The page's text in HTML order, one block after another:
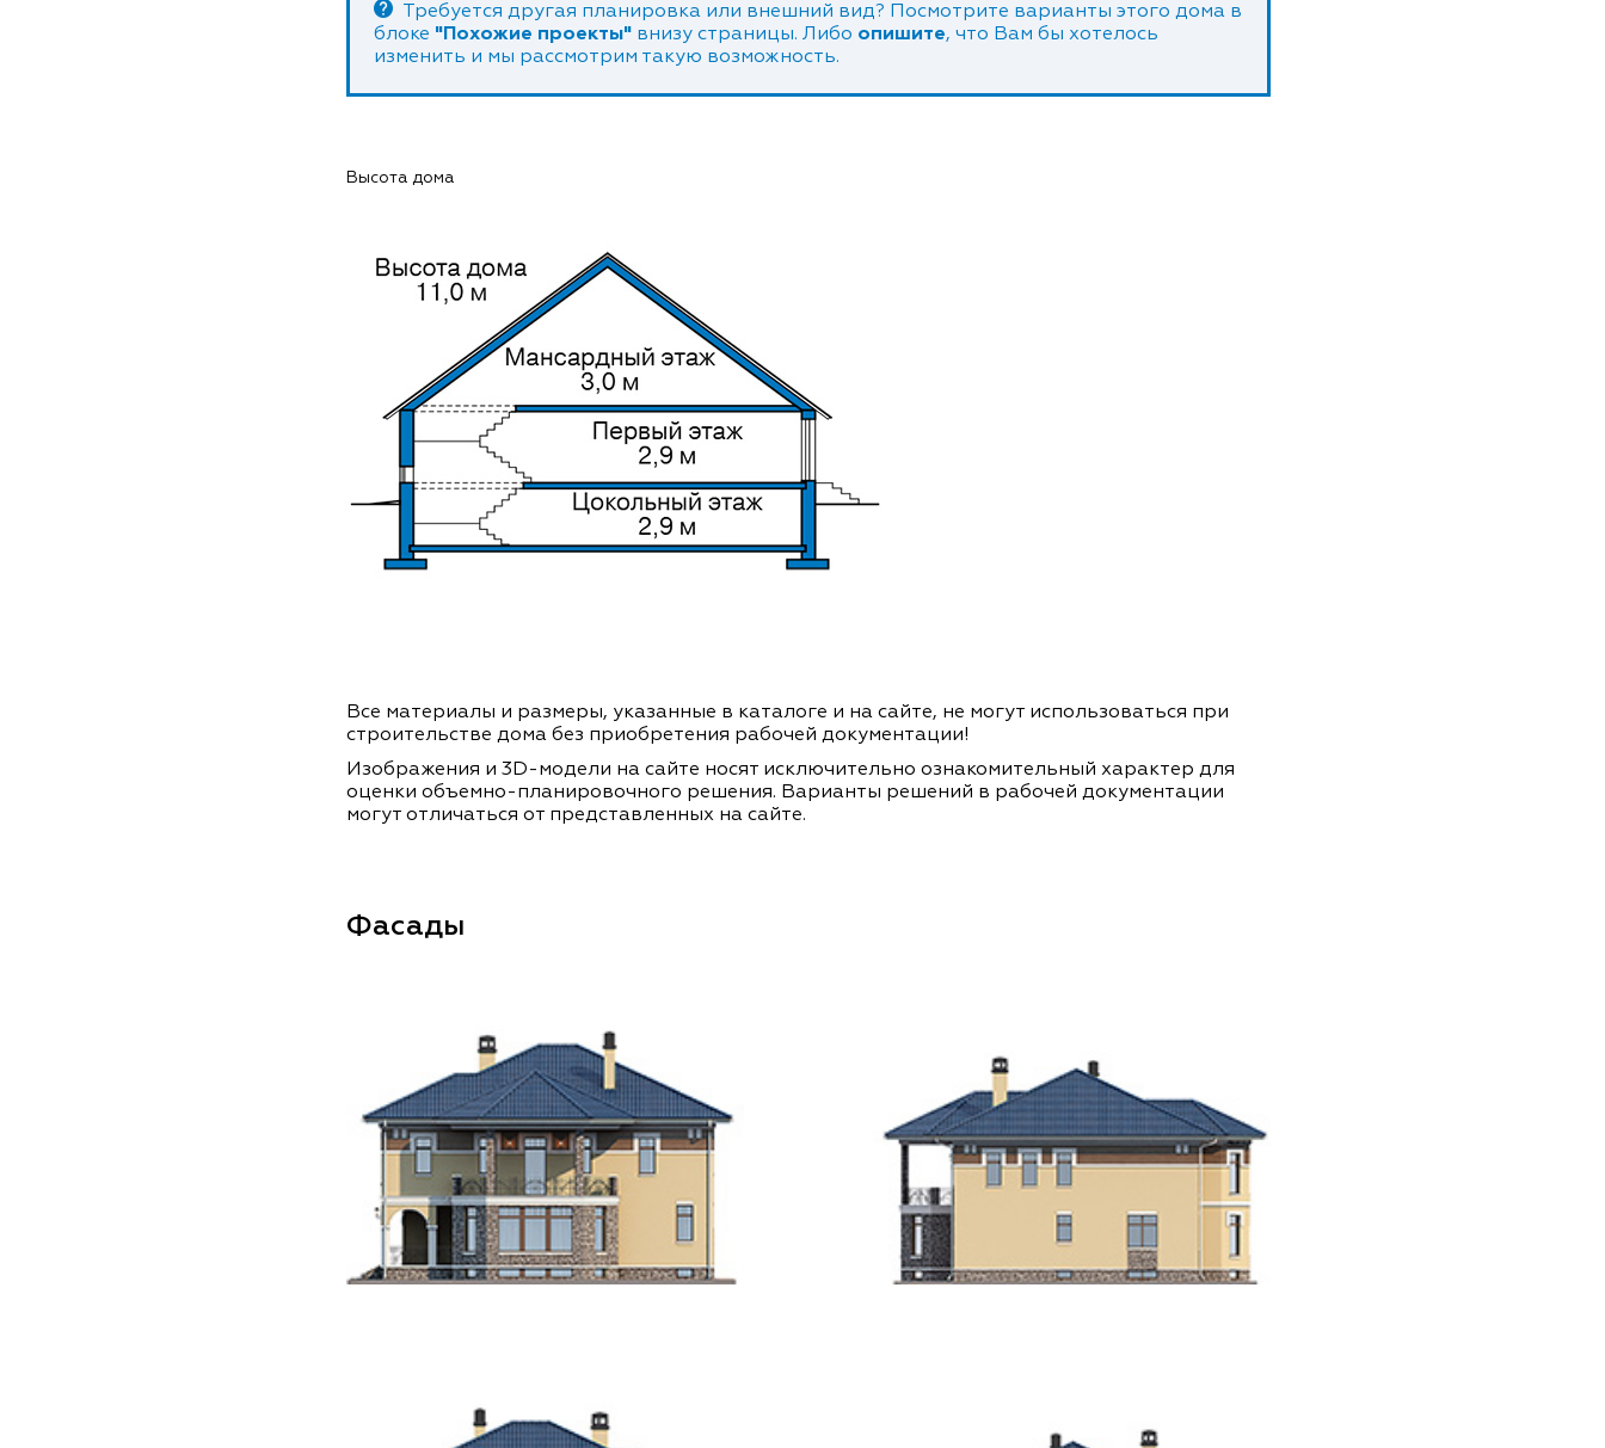
Требуется другая планировка или внешний вид? Посмотрите варианты этого дома в
блоке "Похожие проекты" внизу страницы. Либо опишите, что Вам бы хотелось
изменить и мы рассмотрим такую возможность.
Высота дома
Все материалы и размеры, указанные в каталоге и на сайте, не могут использоваться при
строительстве дома без приобретения рабочей документации!
Изображения и 3D-модели на сайте носят исключительно ознакомительный характер для
оценки объемно-планировочного решения. Варианты решений в рабочей документации
могут отличаться от представленных на сайте.
Фасады